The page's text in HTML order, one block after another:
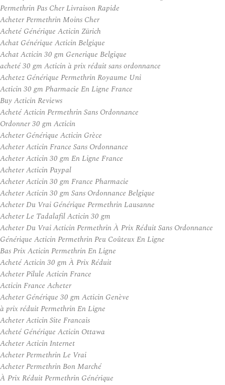
Permethrin Pas Cher Livraison Rapide
Acheter Permethrin Moins Cher
Acheté Générique Acticin Zürich
Achat Générique Acticin Belgique
Achat Acticin 30 gm Generique Belgique
acheté 30 gm Acticin à prix réduit sans ordonnance
Achetez Générique Permethrin Royaume Uni
Acticin 30 gm Pharmacie En Ligne France
Buy Acticin Reviews
Acheté Acticin Permethrin Sans Ordonnance
Ordonner 30 gm Acticin
Acheter Générique Acticin Grèce
Acheter Acticin France Sans Ordonnance
Acheter Acticin 30 gm En Ligne France
Acheter Acticin Paypal
Acheter Acticin 30 gm France Pharmacie
Acheter Acticin 30 gm Sans Ordonnance Belgique
Acheter Du Vrai Générique Permethrin Lausanne
Acheter Le Tadalafil Acticin 30 gm
Acheter Du Vrai Acticin Permethrin À Prix Réduit Sans Ordonnance
Générique Acticin Permethrin Peu Coûteux En Ligne
Bas Prix Acticin Permethrin En Ligne
Acheté Acticin 30 gm À Prix Réduit
Acheter Pilule Acticin France
Acticin France Acheter
Acheter Générique 30 gm Acticin Genève
à prix réduit Permethrin En Ligne
Acheter Acticin Site Francais
Acheté Générique Acticin Ottawa
Acheter Acticin Internet
Acheter Permethrin Le Vrai
Acheter Permethrin Bon Marché
À Prix Réduit Permethrin Générique